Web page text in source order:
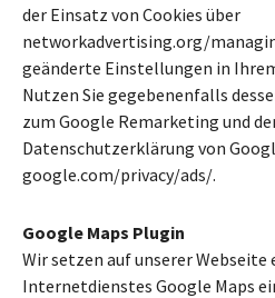
der Einsatz von Cookies über
networkadvertising.org/
geänderte Einstellungen in
Nutzen Sie gegebenenfalls
zum Google Remarketing und
Datenschutzerklärung von
google.com/privacy/ads/.
Google Maps Plugin
Wir setzen auf unserer Webseite
Internetdienstes Google Maps